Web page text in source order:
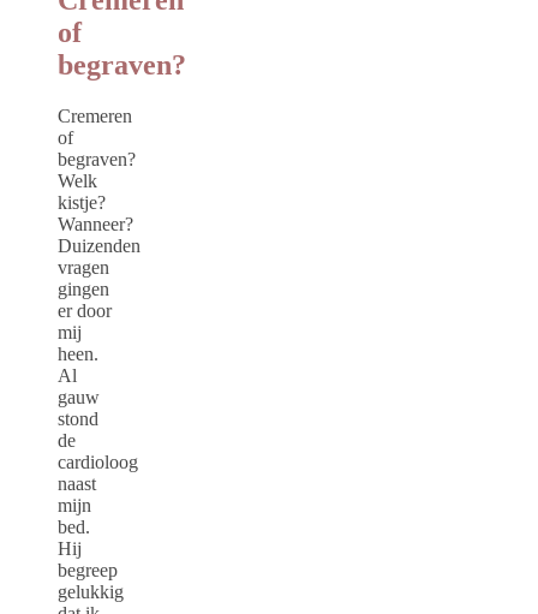
of
begraven?
Cremeren
of
begraven?
Welk
kistje?
Wanneer?
Duizenden
vragen
gingen
er door
mij
heen.
Al
gauw
stond
de
cardioloog
naast
mijn
bed.
Hij
begreep
gelukkig